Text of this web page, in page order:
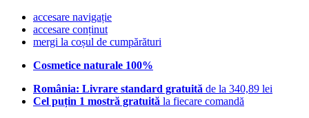
accesare navigație
accesare conținut
mergi la coșul de cumpărături
Cosmetice naturale 100%
România: Livrare standard gratuită de la 340,89 lei
Cel puțin 1 mostră gratuită la fiecare comandă